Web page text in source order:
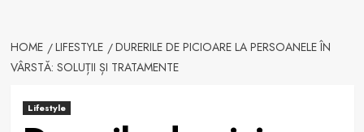
HOME LIFESTYLE
DURERILE DE PICIOARE LA PERSOANELE ÎN
VÂRSTĂ: SOLUȚII ȘI TRATAMENTE
Lifestyle